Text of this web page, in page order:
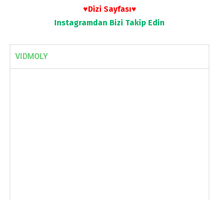
♥Dizi Sayfası♥
Instagramdan Bizi Takip Edin
VIDMOLY